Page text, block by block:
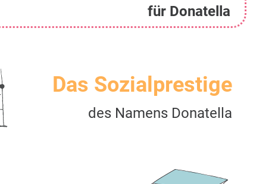
für Donatella
Das Sozialprestige
des Namens Donatella